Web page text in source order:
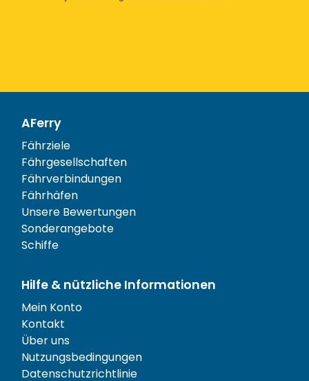
AFerry
Fährziele
Fährgesellschaften
Fährverbindungen
Fährhäfen
Unsere Bewertungen
Sonderangebote
Schiffe
Hilfe & nützliche Informationen
Mein Konto
Kontakt
Über uns
Nutzungsbedingungen
Datenschutzrichtlinie